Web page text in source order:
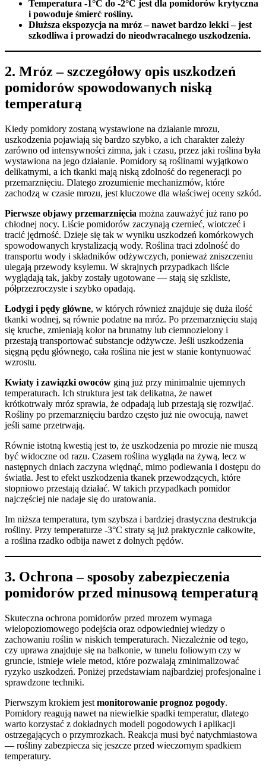
Temperatura -1°C do -2°C jest dla pomidorów krytyczna
i powoduje śmierć rośliny.
Dłuższa ekspozycja na mróz – nawet bardzo lekki – jest
szkodliwa i prowadzi do nieodwracalnego uszkodzenia.
2. Mróz – szczegółowy opis uszkodzeń
pomidorów spowodowanych niską
temperaturą
Kiedy pomidory zostaną wystawione na działanie mrozu,
uszkodzenia pojawiają się bardzo szybko, a ich charakter zależy
zarówno od intensywności zimna, jak i czasu, przez jaki roślina była
wystawiona na jego działanie. Pomidory są roślinami wyjątkowo
delikatnymi, a ich tkanki mają niską zdolność do regeneracji po
przemarznięciu. Dlatego zrozumienie mechanizmów, które
zachodzą w czasie mrozu, jest kluczowe dla właściwej oceny szkód.
Pierwsze objawy przemarznięcia można zauważyć już rano po
chłodnej nocy. Liście pomidorów zaczynają czernieć, wiotczeć i
tracić jędrność. Dzieje się tak w wyniku uszkodzeń komórkowych
spowodowanych krystalizacją wody. Roślina traci zdolność do
transportu wody i składników odżywczych, ponieważ zniszczeniu
ulegają przewody ksylemu. W skrajnych przypadkach liście
wyglądają tak, jakby zostały ugotowane — stają się szkliste,
półprzezroczyste i szybko opadają.
Łodygi i pędy główne, w których również znajduje się duża ilość
tkanki wodnej, są równie podatne na mróz. Po przemarznięciu stają
się kruche, zmieniają kolor na brunatny lub ciemnozielony i
przestają transportować substancje odżywcze. Jeśli uszkodzenia
sięgną pędu głównego, cała roślina nie jest w stanie kontynuować
wzrostu.
Kwiaty i zawiązki owoców giną już przy minimalnie ujemnych
temperaturach. Ich struktura jest tak delikatna, że nawet
krótkotrwały mróz sprawia, że odpadają lub przestają się rozwijać.
Rośliny po przemarznięciu bardzo często już nie owocują, nawet
jeśli same przetrwają.
Równie istotną kwestią jest to, że uszkodzenia po mrozie nie muszą
być widoczne od razu. Czasem roślina wygląda na żywą, lecz w
następnych dniach zaczyna więdnąć, mimo podlewania i dostępu do
światła. Jest to efekt uszkodzenia tkanek przewodzących, które
stopniowo przestają działać. W takich przypadkach pomidor
najczęściej nie nadaje się do uratowania.
Im niższa temperatura, tym szybsza i bardziej drastyczna destrukcja
rośliny. Przy temperaturze -3°C straty są już praktycznie całkowite,
a roślina rzadko odbija nawet z dolnych pędów.
3. Ochrona – sposoby zabezpieczenia
pomidorów przed minusową temperaturą
Skuteczna ochrona pomidorów przed mrozem wymaga
wielopoziomowego podejścia oraz odpowiedniej wiedzy o
zachowaniu roślin w niskich temperaturach. Niezależnie od tego,
czy uprawa znajduje się na balkonie, w tunelu foliowym czy w
gruncie, istnieje wiele metod, które pozwalają zminimalizować
ryzyko uszkodzeń. Poniżej przedstawiam najbardziej profesjonalne i
sprawdzone techniki.
Pierwszym krokiem jest monitorowanie prognoz pogody.
Pomidory reagują nawet na niewielkie spadki temperatur, dlatego
warto korzystać z dokładnych modeli pogodowych i aplikacji
ostrzegających o przymrozkach. Reakcja musi być natychmiastowa
— rośliny zabezpiecza się jeszcze przed wieczornym spadkiem
temperatury.